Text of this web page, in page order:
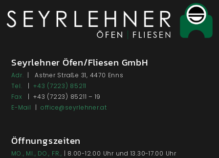
Seyrlehner Öfen/Fliesen GmbH
Adr. | Astner Straße 31, 4470 Enns
Tel.
|+43 (7223) 85211
Fax
| +43 (7223) 85211 – 19
E-Mail
| office@seyrlehner.at
Öffnungszeiten
MO., MI., DO., FR., | 8.00-12.00 Uhr und 13.30-17.00 Uhr